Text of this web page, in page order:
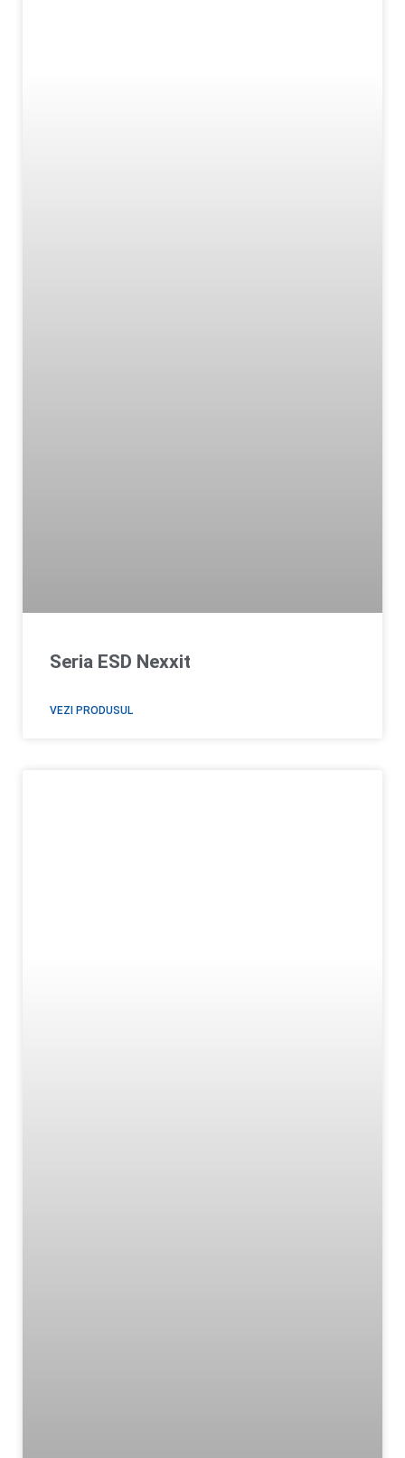
Seria ESD Nexxit
VEZI PRODUSUL